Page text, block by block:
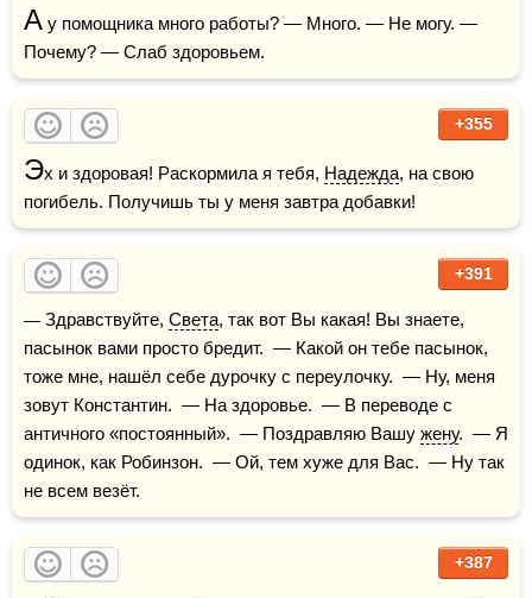
А у помощника много работы? — Много. — Не могу. —
Почему? — Слаб здоровьем.
+355
Эх и здоровая! Раскормила я тебя, Надежда, на свою
погибель. Получишь ты у меня завтра добавки!
+391
— Здравствуйте, Света, так вот Вы какая! Вы знаете,
пасынок вами просто бредит.  — Какой он тебе пасынок,
тоже мне, нашёл себе дурочку с переулочку.  — Ну, меня
зовут Константин.  — На здоровье.  — В переводе с
античного «постоянный».  — Поздравляю Вашу жену.  — Я
одинок, как Робинзон.  — Ой, тем хуже для Вас.  — Ну так
не всем везёт.
+387